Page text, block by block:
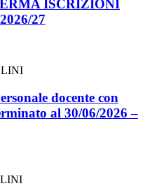
ISCRIZIONI
27
docente con
al 30/06/2026 –